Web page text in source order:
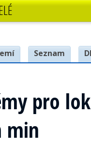
Seznam
pro
min